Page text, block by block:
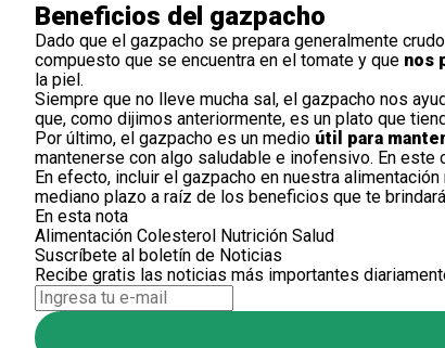
Beneficios del gazpacho
Dado que el gazpacho se prepara generalmente
compuesto que se encuentra en el tomate y que nos
la piel.
Siempre que no lleve mucha sal, el gazpacho nos
que, como dijimos anteriormente, es un plato que
Por último, el gazpacho es un medio útil para
mantenerse con algo saludable e inofensivo. En
En efecto, incluir el gazpacho en nuestra alimentación
mediano plazo a raíz de los beneficios que te
En esta nota
Alimentación Colesterol Nutrición Salud
Suscríbete al boletín de Noticias
Recibe gratis las noticias más importantes